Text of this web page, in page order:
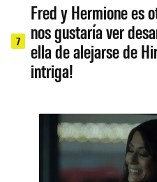
7
Fred y Hermione es
nos gustaría ver
ella de alejarse de
intriga!